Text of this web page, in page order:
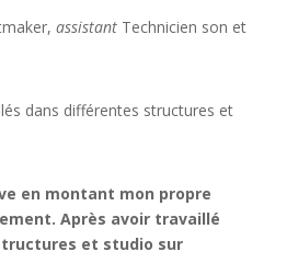
assistant Technicien son et
dans différentes structures et
en montant mon propre
Après avoir travaillé
et studio sur